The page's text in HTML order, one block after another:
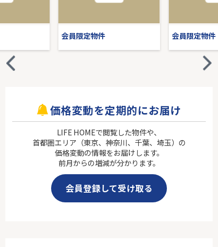
会員限定物件 会員限定物件
価格変動を定期的にお届け
LIFE HOMEで閲覧した物件や、
首都圏エリア（東京、神奈川、千葉、埼玉）の
価格変動の情報をお届けします。
前月からの増減が分かります。
会員登録して受け取る